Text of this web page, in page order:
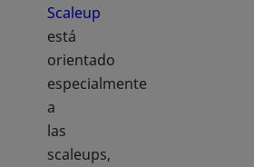
Scaleup
se abre en una pestaña nueva
está
orientado
especialmente
a
las
scaleups,